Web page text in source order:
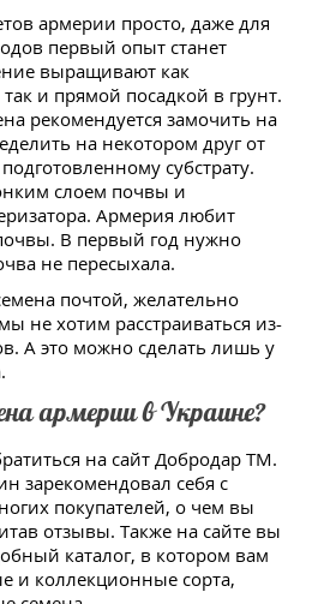
армерии просто, даже для
первый опыт станет
выращивают как
и прямой посадкой в грунт.
рекомендуется замочить на
на некотором друг от
субстрату.
слоем почвы и
Армерия любит
В первый год нужно
не пересыхала.
почтой, желательно
не хотим расстраиваться из-
А это можно сделать лишь у
армерии в Украине?
на сайт Добродар ТМ.
зарекомендовал себя с
покупателей, о чем вы
отзывы. Также на сайте вы
каталог, в котором вам
и коллекционные сорта,